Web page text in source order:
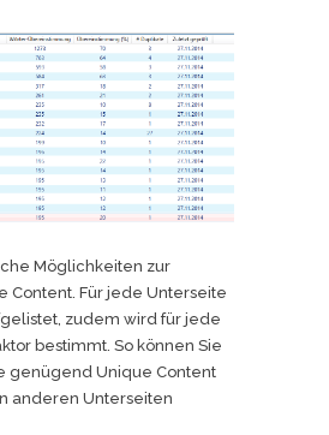
Möglichkeiten zur
Content. Für jede Unterseite
zudem wird für jede
bestimmt. So können Sie
genügend Unique Content
anderen Unterseiten